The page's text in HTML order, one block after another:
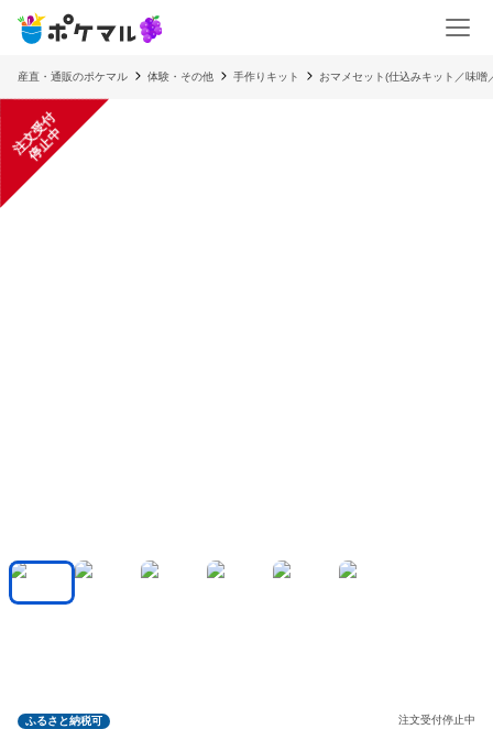
産直・通販のポケマル 体験・その他 手作りキット おマメセット(仕込みキット／味噌
注
文
受
付
停
止
中
ふるさと納税可
注文受付停止中